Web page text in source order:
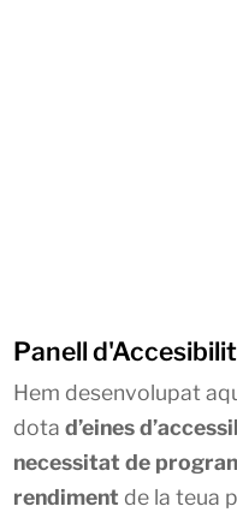
Panell
Hem desenvolupat
dota d’eines
necessitat de
rendiment de la teua